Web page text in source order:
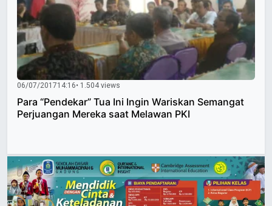
06/07/201714:16• 1.504 views
Para “Pendekar” Tua Ini Ingin Wariskan Semangat
Perjuangan Mereka saat Melawan PKI